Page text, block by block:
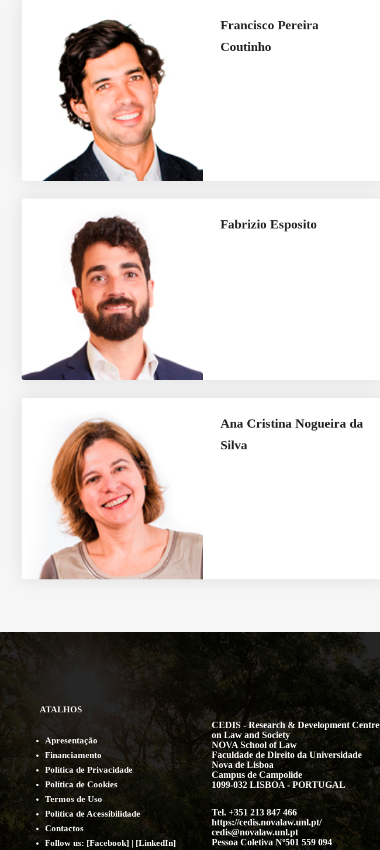
Francisco Pereira
Coutinho
Fabrizio Esposito
Ana Cristina Nogueira da
Silva
ATALHOS
Apresentação
Financiamento
Política de Privacidade
Política de Cookies
Termos de Uso
Política de Acessibilidade
Contactos
Follow us: [Facebook] | [LinkedIn]
CEDIS - Research & Development Centre
on Law and Society
NOVA School of Law
Faculdade de Direito da Universidade
Nova de Lisboa
Campus de Campolide
1099-032 LISBOA - PORTUGAL
Tel. +351 213 847 466
https://cedis.novalaw.unl.pt/
cedis@novalaw.unl.pt
Pessoa Coletiva Nº501 559 094